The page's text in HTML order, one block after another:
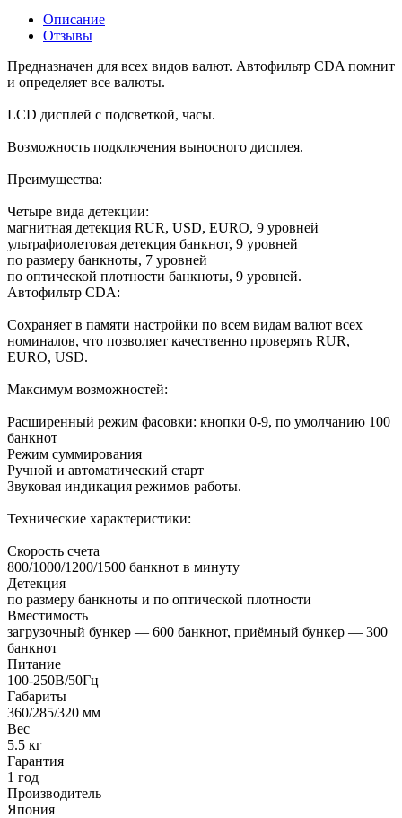
Описание
Отзывы
Предназначен для всех видов валют. Автофильтр CDA помнит
и определяет все валюты.
LCD дисплей с подсветкой, часы.
Возможность подключения выносного дисплея.
Преимущества:
Четыре вида детекции:
магнитная детекция RUR, USD, EURO, 9 уровней
ультрафиолетовая детекция банкнот, 9 уровней
по размеру банкноты, 7 уровней
по оптической плотности банкноты, 9 уровней.
Автофильтр CDA:
Сохраняет в памяти настройки по всем видам валют всех
номиналов, что позволяет качественно проверять RUR,
EURO, USD.
Максимум возможностей:
Расширенный режим фасовки: кнопки 0-9, по умолчанию 100
банкнот
Режим суммирования
Ручной и автоматический старт
Звуковая индикация режимов работы.
Технические характеристики:
Скорость счета
800/1000/1200/1500 банкнот в минуту
Детекция
по размеру банкноты и по оптической плотности
Вместимость
загрузочный бункер — 600 банкнот, приёмный бункер — 300
банкнот
Питание
100-250В/50Гц
Габариты
360/285/320 мм
Вес
5.5 кг
Гарантия
1 год
Производитель
Япония